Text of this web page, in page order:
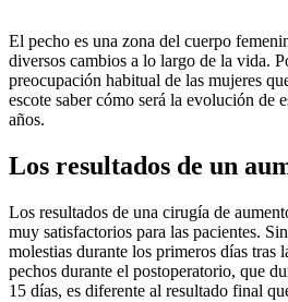
El pecho es una zona del cuerpo
diversos cambios a lo largo de la vida.
preocupación habitual de las mujeres
escote saber cómo será la evolución de
años.
Los resultados de un
Los resultados de una cirugía de
muy satisfactorios para las pacientes.
molestias durante los primeros días tras
pechos durante el postoperatorio, que
15 días, es diferente al resultado final